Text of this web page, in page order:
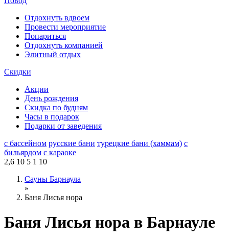
Отдохнуть вдвоем
Провести мероприятие
Попариться
Отдохнуть компанией
Элитный отдых
Скидки
Акции
День рождения
Скидка по будням
Часы в подарок
Подарки от заведения
с бассейном русские бани турецкие бани (хаммам) с
бильярдом с караоке
2,6 10 5 1 10
Сауны Барнаула
»
Баня Лисья нора
Баня Лисья нора в Барнауле